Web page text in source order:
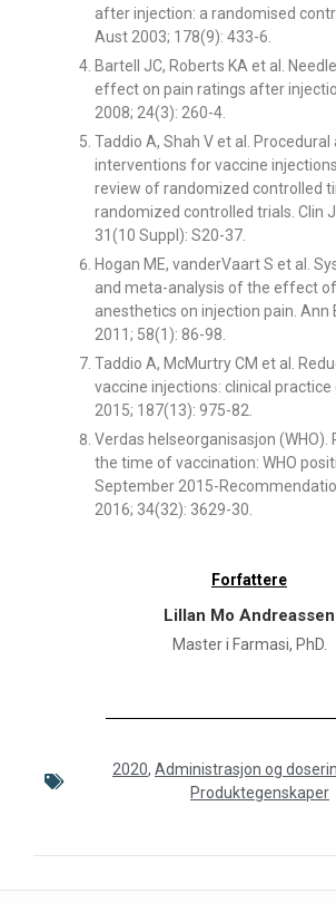
after injection: a randomised
Aust 2003; 178(9): 433-6.
Bartell JC, Roberts KA et al.
effect on pain ratings after
2008; 24(3): 260-4.
Taddio A, Shah V et al. Procedural
interventions for vaccine
review of randomized controlled
randomized controlled trials. Clin
31(10 Suppl): S20-37.
Hogan ME, vanderVaart S et al.
and meta-analysis of the effect
anesthetics on injection pain. Ann
2011; 58(1): 86-98.
Taddio A, McMurtry CM et al.
vaccine injections: clinical practice
2015; 187(13): 975-82.
Verdas helseorganisasjon (WHO).
the time of vaccination: WHO
September 2015-
2016; 34(32): 3629-30.
Forfattere
Lillan Mo Andreassen
Master i Farmasi, PhD.
2020, Administrasjon og
Produktegenskaper